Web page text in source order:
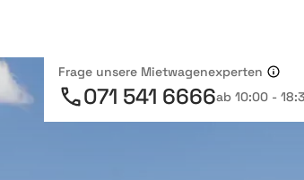
Frage unsere Mietwagenexperten
071 541 6666ab 10:00 -